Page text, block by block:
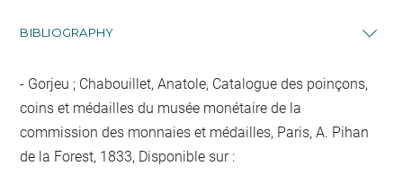
BIBLIOGRAPHY
Gorjeu ; Chabouillet, Anatole, Catalogue des poinçons,
coins et médailles du musée monétaire de la
commission des monnaies et médailles, Paris, A. Pihan
de la Forest, 1833, Disponible sur :